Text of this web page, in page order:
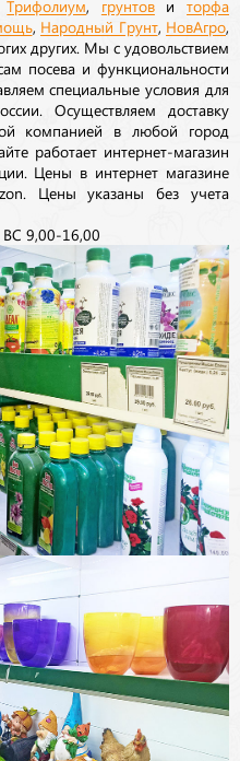
Трифолиум грунтовиторфа
Народный Грунт, НовАгро
других. Мы с удовольствием
посева и функциональности
специальные условия для
Осуществляем доставку
компанией в любой город
работает интернет-магазин
Цены в интернет магазине
Цены указаны без учета
9,00-16,00